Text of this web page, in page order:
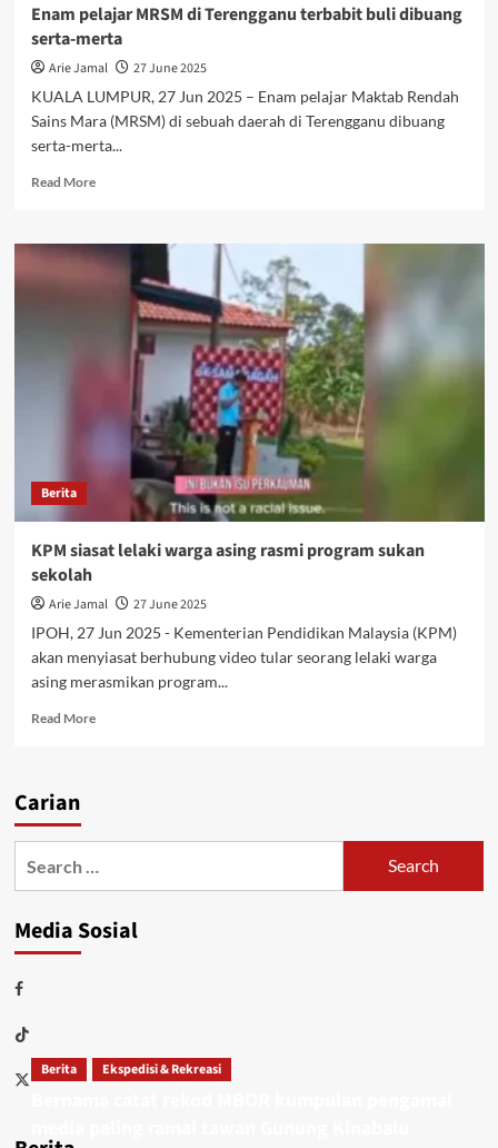
Enam pelajar MRSM di Terengganu terbabit buli dibuang
serta-merta
Arie Jamal
27 June 2025
KUALA LUMPUR, 27 Jun 2025 – Enam pelajar Maktab Rendah
Sains Mara (MRSM) di sebuah daerah di Terengganu dibuang
serta-merta...
Read More
Berita
KPM siasat lelaki warga asing rasmi program sukan
sekolah
Arie Jamal
27 June 2025
IPOH, 27 Jun 2025 - Kementerian Pendidikan Malaysia (KPM)
akan menyiasat berhubung video tular seorang lelaki warga
asing merasmikan program...
Read More
Carian
Media Sosial
Berita Ekspedisi & Rekreasi